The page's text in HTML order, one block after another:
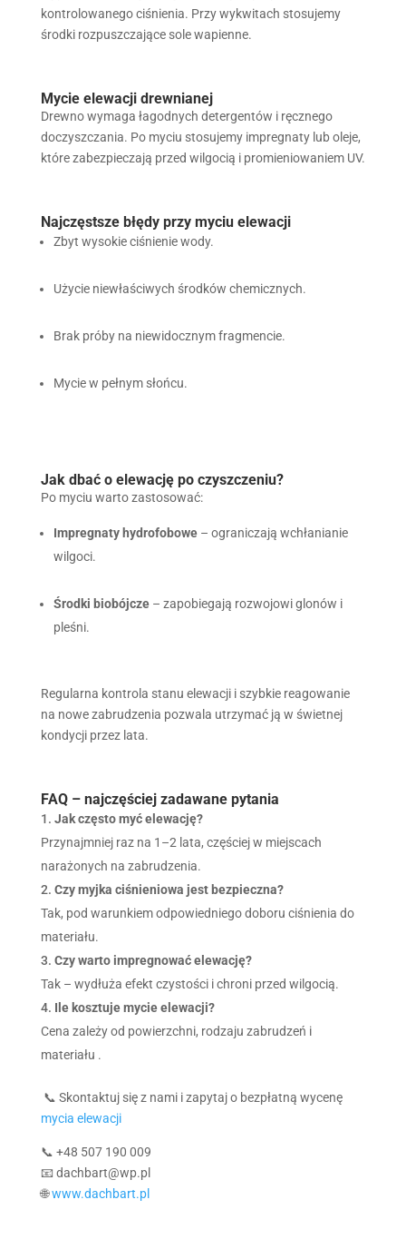
kontrolowanego ciśnienia. Przy wykwitach stosujemy
środki rozpuszczające sole wapienne.
Mycie elewacji drewnianej
Drewno wymaga łagodnych detergentów i ręcznego
doczyszczania. Po myciu stosujemy impregnaty lub oleje,
które zabezpieczają przed wilgocią i promieniowaniem UV.
Najczęstsze błędy przy myciu elewacji
Zbyt wysokie ciśnienie wody.
Użycie niewłaściwych środków chemicznych.
Brak próby na niewidocznym fragmencie.
Mycie w pełnym słońcu.
Jak dbać o elewację po czyszczeniu?
Po myciu warto zastosować:
Impregnaty hydrofobowe– ograniczają wchłanianie
wilgoci.
Środki biobójcze– zapobiegają rozwojowi glonów i
pleśni.
Regularna kontrola stanu elewacji i szybkie reagowanie
na nowe zabrudzenia pozwala utrzymać ją w świetnej
kondycji przez lata.
FAQ – najczęściej zadawane pytania
Jak często myć elewację?
Przynajmniej raz na 1–2 lata, częściej w miejscach
narażonych na zabrudzenia.
Czy myjka ciśnieniowa jest bezpieczna?
Tak, pod warunkiem odpowiedniego doboru ciśnienia do
materiału.
Czy warto impregnować elewację?
Tak – wydłuża efekt czystości i chroni przed wilgocią.
Ile kosztuje mycie elewacji?
Cena zależy od powierzchni, rodzaju zabrudzeń i
materiału .
📞 Skontaktuj się z nami i zapytaj o bezpłatną wycenę
mycia elewacji
📞 +48 507 190 009
📧 dachbart@wp.pl
🌐 www.dachbart.pl